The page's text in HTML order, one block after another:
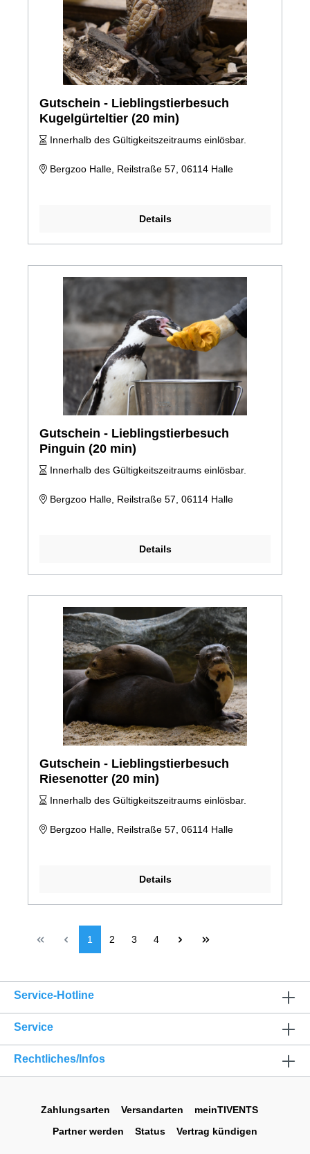
Gutschein - Lieblingstierbesuch
Kugelgürteltier (20 min)
Innerhalb des Gültigkeitszeitraums einlösbar.
Bergzoo Halle, Reilstraße 57, 06114 Halle
Details
Gutschein - Lieblingstierbesuch
Pinguin (20 min)
Innerhalb des Gültigkeitszeitraums einlösbar.
Bergzoo Halle, Reilstraße 57, 06114 Halle
Details
Gutschein - Lieblingstierbesuch
Riesenotter (20 min)
Innerhalb des Gültigkeitszeitraums einlösbar.
Bergzoo Halle, Reilstraße 57, 06114 Halle
Details
1 2 3 4
Service-Hotline
Service
Rechtliches/Infos
Zahlungsarten Versandarten
meinTIVENTS
Partner werden
Status Vertrag kündigen